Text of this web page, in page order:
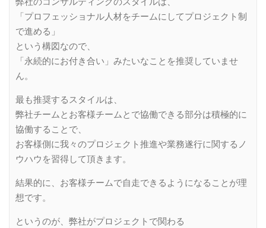
「プロフェッショナル人材をチームにしてプロジェクト制
で進める」
という構図なので、
「永続的にお付き合い」みたいなことを推奨していませ
ん。
最も推奨するスタイルは、
弊社チームとお客様チームとで協働できる部分は積極的に
協働することで、
お客様側に我々のプロジェクト推進や業務遂行に関するノ
ウハウを習得して頂きます。
結果的に、お客様チームで自走できるようになることが理
想です。
というのが、弊社がプロジェクトで関わる